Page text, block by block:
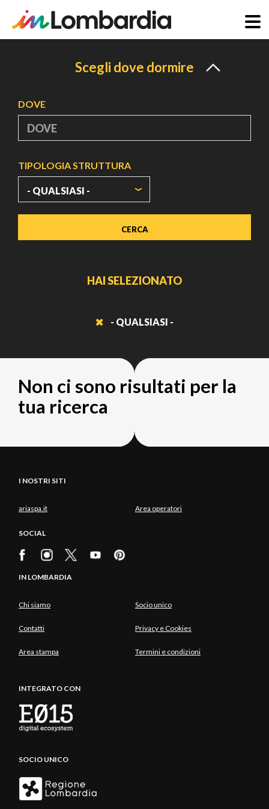
Scegli dove dormire
DOVE
TIPOLOGIA STRUTTURA
HAI SELEZIONATO
- QUALSIASI -
Non ci sono risultati per la
tua ricerca
I NOSTRI SITI
ariaspa.it Area operatori
SOCIAL
IN LOMBARDIA
Chi siamo Socio unico
Contatti Privacy e Cookies
Area stampa Termini e condizioni
INTEGRATO CON
SOCIO UNICO